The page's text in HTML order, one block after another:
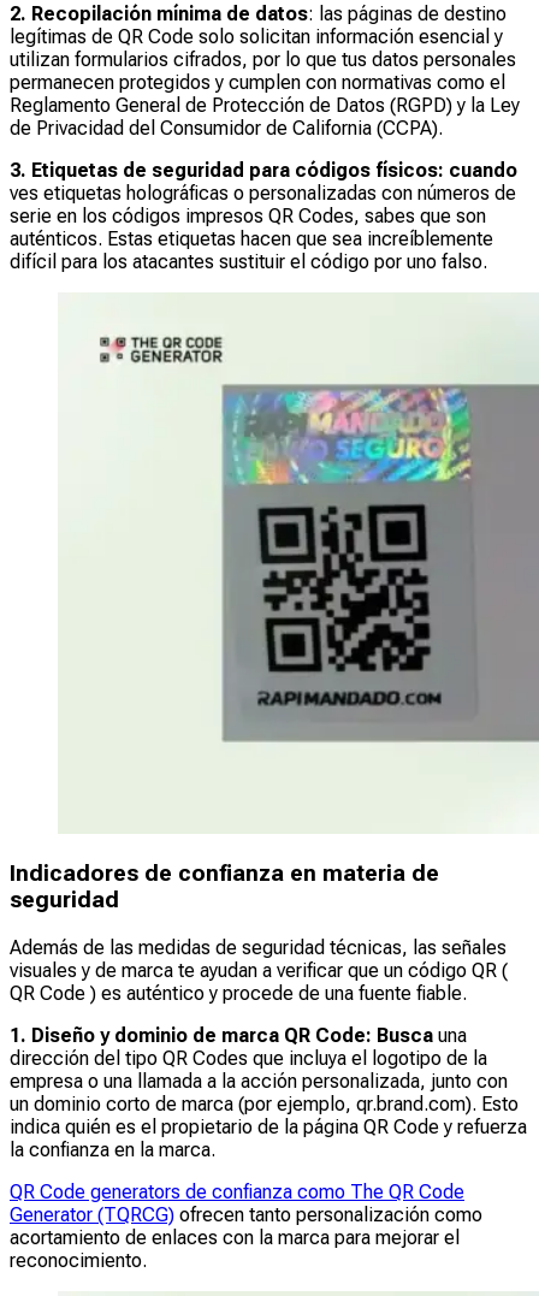
2. Recopilación mínima de datos: las páginas de destino
legítimas de QR Code solo solicitan información esencial y
utilizan formularios cifrados, por lo que tus datos personales
permanecen protegidos y cumplen con normativas como el
Reglamento General de Protección de Datos (RGPD) y la Ley
de Privacidad del Consumidor de California (CCPA).
3. Etiquetas de seguridad para códigos físicos: cuando
ves etiquetas holográficas o personalizadas con números de
serie en los códigos impresos QR Codes, sabes que son
auténticos. Estas etiquetas hacen que sea increíblemente
difícil para los atacantes sustituir el código por uno falso.
Indicadores de confianza en materia de
seguridad
Además de las medidas de seguridad técnicas, las señales
visuales y de marca te ayudan a verificar que un código QR (
QR Code ) es auténtico y procede de una fuente fiable.
1. Diseño y dominio de marca QR Code: Busca una
dirección del tipo QR Codes que incluya el logotipo de la
empresa o una llamada a la acción personalizada, junto con
un dominio corto de marca (por ejemplo, qr.brand.com). Esto
indica quién es el propietario de la página QR Code y refuerza
la confianza en la marca.
QR Code generators de confianza como The QR Code
Generator (TQRCG) ofrecen tanto personalización como
acortamiento de enlaces con la marca para mejorar el
reconocimiento.